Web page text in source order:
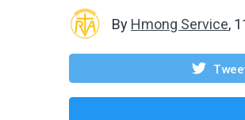
By Hmong Service,